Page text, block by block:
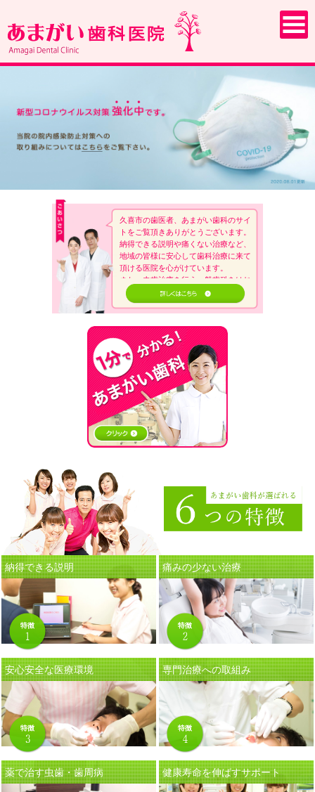
久喜市の歯医者、あまがい歯科のサイ
トをご覧頂きありがとうございます。
納得できる説明や痛くない治療など、
地域の皆様に安心して歯科治療に来て
頂ける医院を心がけています。
また、虫歯治療を行う一般歯科をはじ
め、小児・予防・審美・歯周病、入れ
歯、インプラントなどの幅広い歯科診
療を行っています。子どもからご年配
の方まで、お口のお悩みならどんなこ
ともご相談いただける、そんな歯医者
を目指しています。
納得できる説明 痛みの少ない治療
安心安全な医療環境 専門治療への取組み
薬で治す虫歯・歯周病 健康寿命を伸ばすサポート